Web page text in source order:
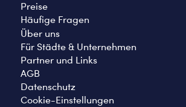
Preise
Häufige Fragen
Über uns
Für Städte & Unternehmen
Partner und Links
AGB
Datenschutz
Cookie-Einstellungen